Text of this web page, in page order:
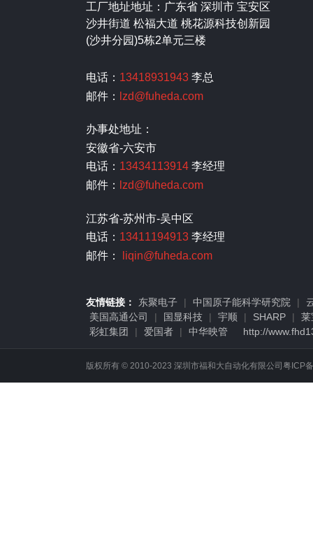
工厂地址地址：广东省 深圳市 宝安区
沙井街道 松福大道 桃花源科技创新园
(沙井分园)5栋2单元三楼
电话： 13418931943李总
邮件：
lzd@fuheda.com
办事处地址：
安徽省-六安市
电话： 13434113914李经理
邮件：
lzd@fuheda.com
江苏省-苏州市-吴中区
电话： 13411194913李经理
邮件：
liqin@fuheda.com
友情链接： 东聚电子 | 中国原子能科学研究院 |
美国高通公司
| 国显科技 | 宇顺 | SHARP |
莱
彩虹集团
| 爱国者 | 中华映管 http://
版权所有 © 2010-2023 深圳市福和大自动化有限公司 粤ICP